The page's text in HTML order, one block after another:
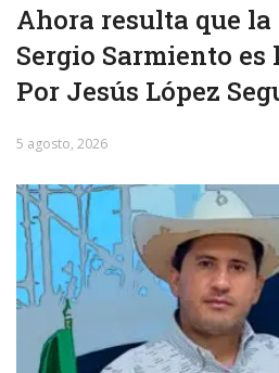
Ahora resulta que la
Sergio Sarmiento es
Por Jesús López
5 agosto, 2026